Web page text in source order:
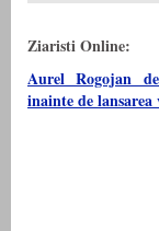
Ziaristi Online:
Aurel Rogojan
inainte de